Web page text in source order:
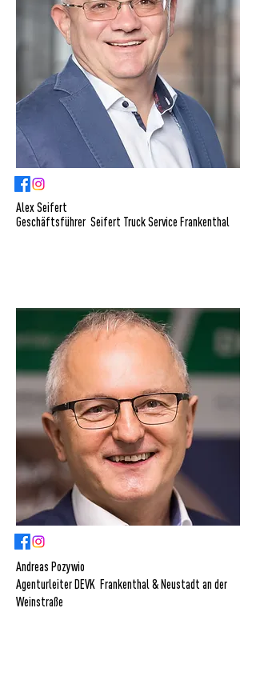
Alex Seifert
Geschäftsführer Seifert Truck Service Frankenthal
Andreas Pozywio
Agenturleiter DEVK Frankenthal & Neustadt an der
Weinstraße